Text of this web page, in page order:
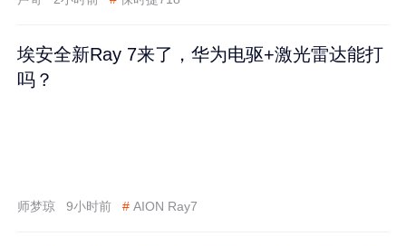
埃安全新Ray 7来了，华为电驱+激光雷达能打
吗？
师梦琼 9小时前 # AION Ray7